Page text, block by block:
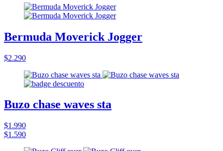
Bermuda Moverick Jogger
$2.290
Buzo chase waves sta
$1.990
$1.590